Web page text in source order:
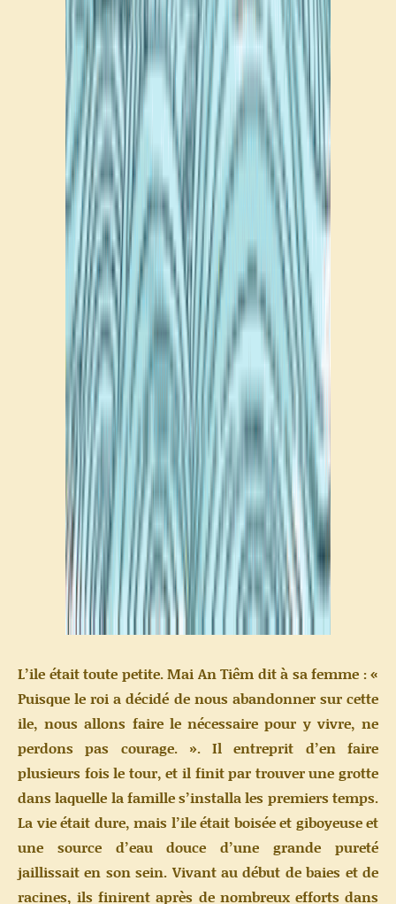
L’ile était toute petite. Mai An Tiêm dit à sa femme : «
Puisque le roi a décidé de nous abandonner sur cette
ile, nous allons faire le nécessaire pour y vivre, ne
perdons pas courage. ». Il entreprit d’en faire
plusieurs fois le tour, et il finit par trouver une grotte
dans laquelle la famille s’installa les premiers temps.
La vie était dure, mais l’ile était boisée et giboyeuse et
une source d’eau douce d’une grande pureté
jaillissait en son sein. Vivant au début de baies et de
racines, ils finirent après de nombreux efforts dans